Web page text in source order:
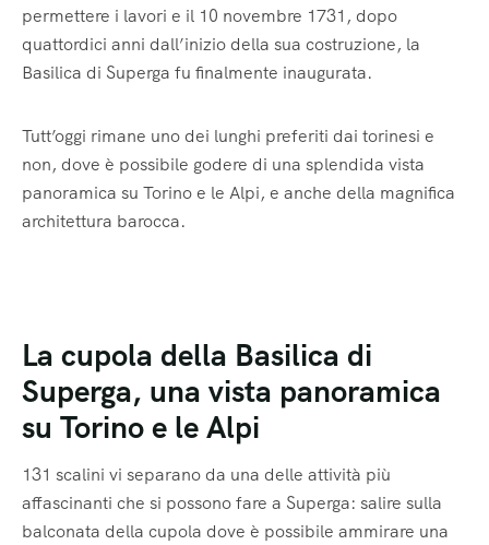
permettere i lavori e il 10 novembre 1731, dopo
quattordici anni dall’inizio della sua costruzione, la
Basilica di Superga fu finalmente inaugurata.
Tutt’oggi rimane uno dei lunghi preferiti dai torinesi e
non, dove è possibile godere di una splendida vista
panoramica su Torino e le Alpi, e anche della magnifica
architettura barocca.
La cupola della Basilica di
Superga, una vista panoramica
su Torino e le Alpi
131 scalini vi separano da una delle attività più
affascinanti che si possono fare a Superga: salire sulla
balconata della cupola dove è possibile ammirare una